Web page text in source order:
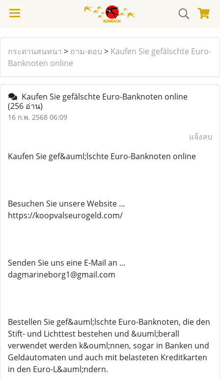
กระดานสนทนา > ถาม-ตอบ > Kaufen Sie gefälschte Euro-
Banknoten online
Kaufen Sie gefälschte Euro-Banknoten online
(256 อ่าน)
16 ก.พ. 2568 06:09
แจ้งลบ
Kaufen Sie gef&auml;lschte Euro-Banknoten online
Besuchen Sie unsere Website ...
https://koopvalseurogeld.com/
Senden Sie uns eine E-Mail an ...
dagmarineborg1@gmail.com
Bestellen Sie gef&auml;lschte Euro-Banknoten, die den
Stift- und Lichttest bestehen und &uuml;berall
verwendet werden k&ouml;nnen, sogar in Banken und
Geldautomaten und auch mit belasteten Kreditkarten
in den Euro-L&auml;ndern.